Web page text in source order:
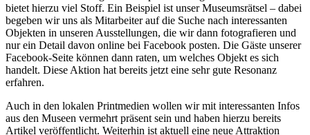
bietet hierzu viel Stoff. Ein Beispiel ist unser Museumsrätsel – dabei
begeben wir uns als Mitarbeiter auf die Suche nach interessanten
Objekten in unseren Ausstellungen, die wir dann fotografieren und
nur ein Detail davon online bei Facebook posten. Die Gäste unserer
Facebook-Seite können dann raten, um welches Objekt es sich
handelt. Diese Aktion hat bereits jetzt eine sehr gute Resonanz
erfahren.
Auch in den lokalen Printmedien wollen wir mit interessanten Infos
aus den Museen vermehrt präsent sein und haben hierzu bereits
Artikel veröffentlicht. Weiterhin ist aktuell eine neue Attraktion